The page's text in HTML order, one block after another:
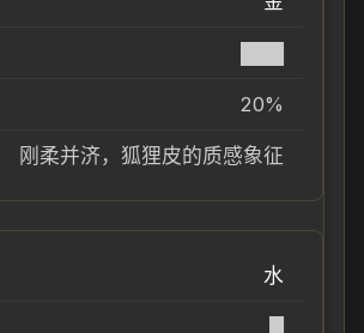
20%
刚柔并济，狐狸皮的质感象征
水